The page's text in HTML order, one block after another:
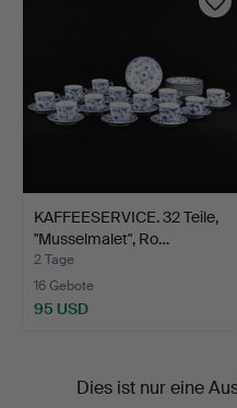
KAFFEESERVICE. 32 Teile,
"Musselmalet", Ro…
2 Tage
16 Gebote
95 USD
Dies ist nur eine